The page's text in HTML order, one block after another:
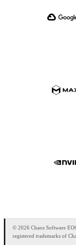
© 2026 Chaos Software
registered trademarks of